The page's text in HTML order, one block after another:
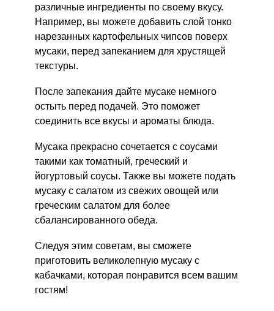
различные ингредиенты по своему вкусу.
Например, вы можете добавить слой тонко
нарезанных картофельных чипсов поверх
мусаки, перед запеканием для хрустящей
текстуры.
После запекания дайте мусаке немного
остыть перед подачей. Это поможет
соединить все вкусы и ароматы блюда.
Мусака прекрасно сочетается с соусами
такими как томатный, греческий и
йогуртовый соусы. Также вы можете подать
мусаку с салатом из свежих овощей или
греческим салатом для более
сбалансированного обеда.
Следуя этим советам, вы сможете
приготовить великолепную мусаку с
кабачками, которая понравится всем вашим
гостям!